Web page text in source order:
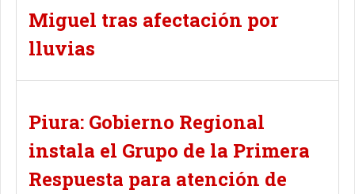
Miguel tras afectación por
lluvias
Piura: Gobierno Regional
instala el Grupo de la Primera
Respuesta para atención de